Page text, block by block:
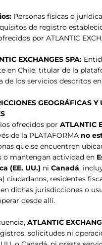
Personas físicas o
de registro
por ATLANTIC
EXCHANGES SPA:
en Chile, titular de la
de los servicios descritos
GEOGRÁFICAS Y
ofrecidos por ATLANTIC
de la PLATAFORMA no
que se encuentren
o mantengan actividad en
(EE. UU.) ni Canadá,
ciudadanos, residentes
dichas jurisdicciones o
desde allí.
ATLANTIC
solicitudes ni